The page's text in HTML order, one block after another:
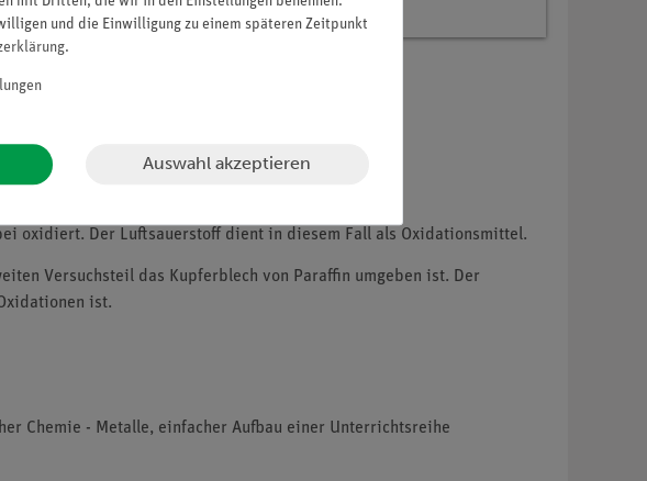
oxidiert. Der Luftsauerstoff dient in diesem Fall als Oxidationsmittel.
Versuchsteil das Kupferblech von Paraffin umgeben ist. Der
ist.
Chemie - Metalle, einfacher Aufbau einer Unterrichtsreihe
und die Einwilligung zu einem späteren Zeitpunkt
.
Auswahl akzeptieren